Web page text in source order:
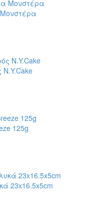
125g
23x16.5x5cm